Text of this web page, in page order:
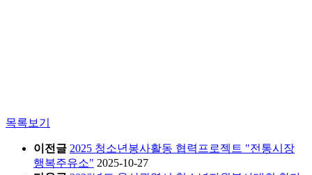
목록보기
이전글 2025 청소년봉사활동 협력프로젝트 "전통시장
행복주유소" 2025-10-27